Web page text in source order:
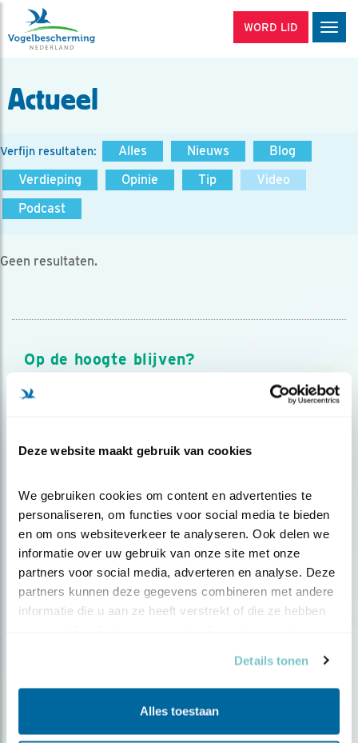
Deze website maakt gebruik van cookies
We gebruiken cookies om content en advertenties te
personaliseren, om functies voor social media te bieden
en om ons websiteverkeer te analyseren. Ook delen we
informatie over uw gebruik van onze site met onze
partners voor social media, adverteren en analyse. Deze
partners kunnen deze gegevens combineren met andere
informatie die u aan ze heeft verstrekt of die ze hebben
Details tonen
Alles toestaan
WORD LID
Actueel
Verfijn resultaten: Alles Nieuws
Blog
Verdieping
Opinie Tip
Video
Podcast
Geen resultaten.
Op de hoogte blijven?
Meld je aan en ontvang nieuws, inspiratie, acties en tips
over vogels en activiteiten van Vogelbescherming.